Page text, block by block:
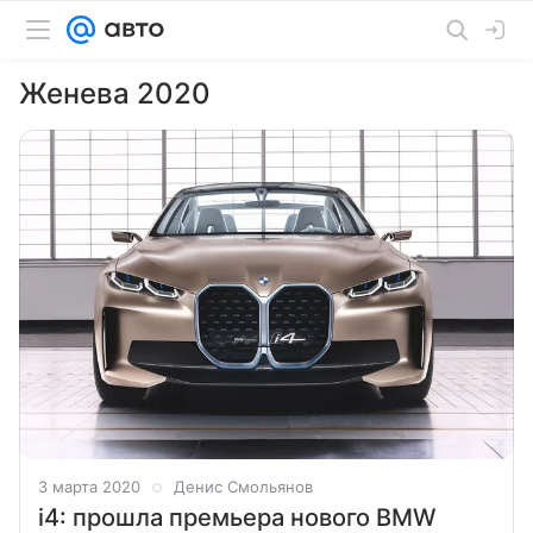
Женева 2020
3 марта 2020 Денис Смольянов
i4: прошла премьера нового BMW